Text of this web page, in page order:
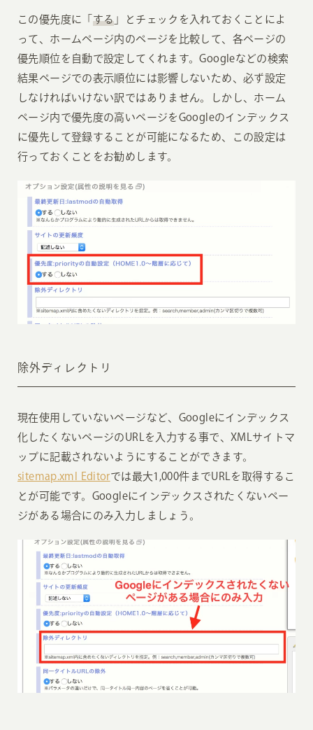
この優先度に「 する 」とチェックを入れておくことによ
って、ホームページ内のページを比較して、各ページの
優先順位を自動で設定してくれます。Googleなどの検索
結果ページでの表示順位には影響しないため、必ず設定
しなければいけない訳ではありません。しかし、ホーム
ページ内で優先度の高いページをGoogleのインデックス
に優先して登録することが可能になるため、この設定は
行っておくことをお勧めします。
除外ディレクトリ
現在使用していないページなど、Googleにインデックス
化したくないページのURLを入力する事で、XMLサイトマ
ップに記載されないようにすることができます。
sitemap.xml Editorでは最大1,000件までURLを取得するこ
とが可能です。Googleにインデックスされたくないペー
ジがある場合にのみ入力しましょう。